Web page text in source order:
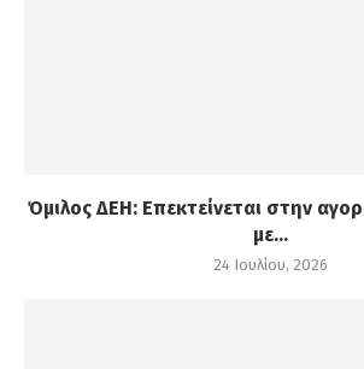
Όμιλος ΔΕΗ: Επεκτείνεται στην
με...
24 Ιουλίου, 2026